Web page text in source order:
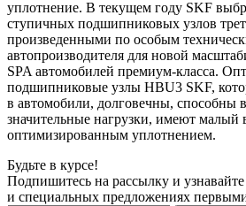
уплотнение. В текущем году SKF
ступичных подшипниковых узлов
произведенными по особым
автопроизводителя для новой
SPA автомобилей премиум-класса.
подшипниковые узлы HBU3 SKF,
в автомобили, долговечны, способны
значительные нагрузки, имеют малый
оптимизированным уплотнением.
Будьте в курсе!
Подпишитесь на рассылку и
и специальных предложениях